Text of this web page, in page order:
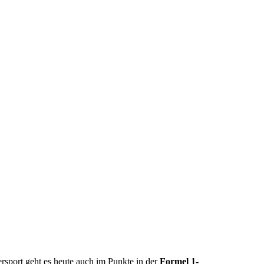
geht es heute auch im Punkte in derFormel 1-